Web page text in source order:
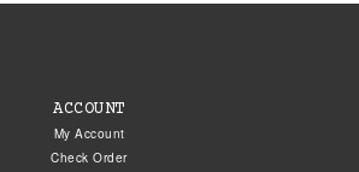
ACCOUNT
My Account
Check Order